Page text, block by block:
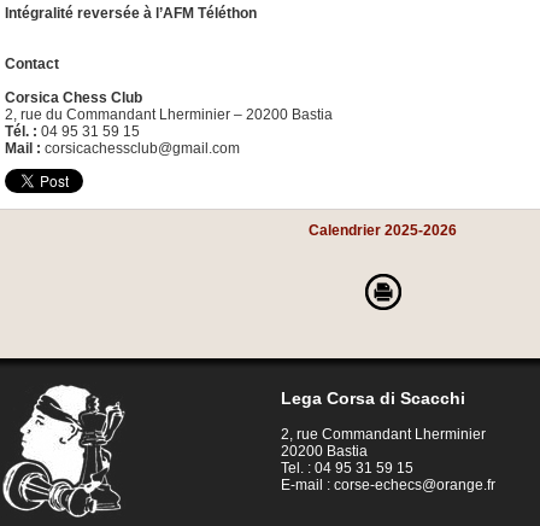
Intégralité reversée à l’AFM Téléthon
Contact
Corsica Chess Club
2, rue du Commandant Lherminier – 20200 Bastia
Tél. :04 95 31 59 15
Mail : corsicachessclub@gmail.com
Calendrier 2025-2026
Lega Corsa di Scacchi
2, rue Commandant Lherminier
20200 Bastia
Tel. : 04 95 31 59 15
E-mail :corse-echecs@orange.fr